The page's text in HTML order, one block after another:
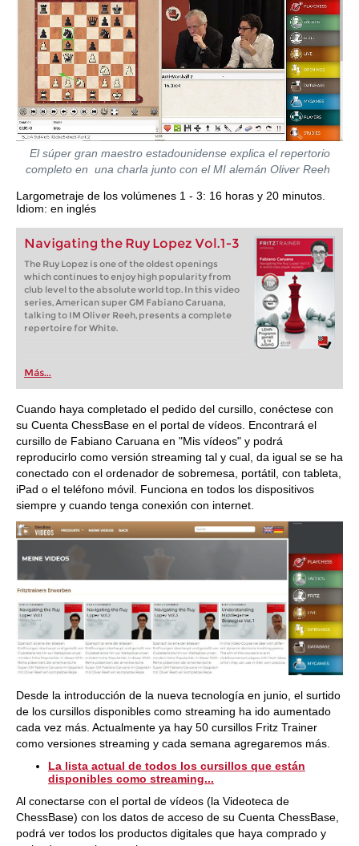
El súper gran maestro estadounidense explica el repertorio
completo en una charla junto con el MI alemán Oliver Reeh
Largometraje de los volúmenes 1 - 3: 16 horas y 20 minutos.
Idiom: en inglés
Navigating the Ruy Lopez Vol.1-3
The Ruy Lopez is one of the oldest openings
which continues to enjoy high popularity from
club level to the absolute world top. In this video
series, American super GM Fabiano Caruana,
talking to IM Oliver Reeh, presents a complete
repertoire for White.
Más...
Cuando haya completado el pedido del cursillo, conéctese con
su Cuenta ChessBase en el portal de vídeos. Encontrará el
cursillo de Fabiano Caruana en "Mis vídeos" y podrá
reproducirlo como versión streaming tal y cual, da igual se se ha
conectado con el ordenador de sobremesa, portátil, con tableta,
iPad o el teléfono móvil. Funciona en todos los dispositivos
siempre y cuando tenga conexión con internet.
Desde la introducción de la nueva tecnología en junio, el surtido
de los cursillos disponibles como streaming ha ido aumentado
cada vez más. Actualmente ya hay 50 cursillos Fritz Trainer
como versiones streaming y cada semana agregaremos más.
La lista actual de todos los cursillos que están
disponibles como streaming...
Al conectarse con el portal de vídeos (la Videoteca de
ChessBase) con los datos de acceso de su Cuenta ChessBase,
podrá ver todos los productos digitales que haya comprado y